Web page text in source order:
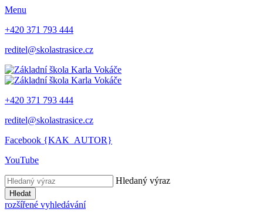
Menu
+420 371 793 444
reditel@skolastrasice.cz
+420 371 793 444
reditel@skolastrasice.cz
Facebook {KAK_AUTOR}
YouTube
Hledaný výraz
Hledat
rozšířené vyhledávání